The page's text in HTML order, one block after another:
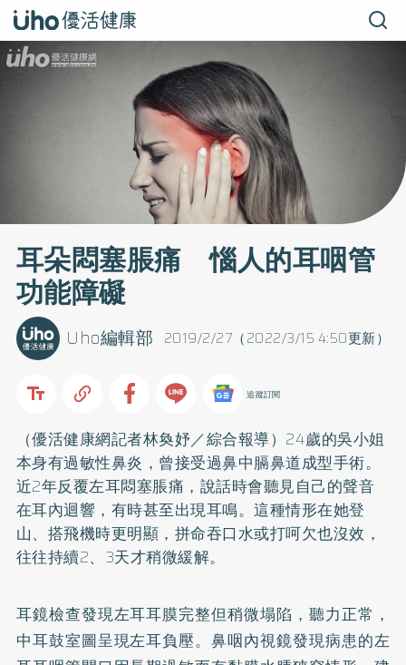
耳朵悶塞脹痛 惱人的耳咽管
功能障礙
2019/2/27（2022/3/15 4:50更新）
Uho編輯部
追蹤訂閱
（優活健康網記者林奐妤／綜合報導）24歲的吳小姐
本身有過敏性鼻炎，曾接受過鼻中膈鼻道成型手術。
近2年反覆左耳悶塞脹痛，說話時會聽見自己的聲音
在耳內迴響，有時甚至出現耳鳴。這種情形在她登
山、搭飛機時更明顯，拼命吞口水或打呵欠也沒效，
往往持續2、3天才稍微緩解。
耳鏡檢查發現左耳耳膜完整但稍微塌陷，聽力正常，
中耳鼓室圖呈現左耳負壓。鼻咽內視鏡發現病患的左